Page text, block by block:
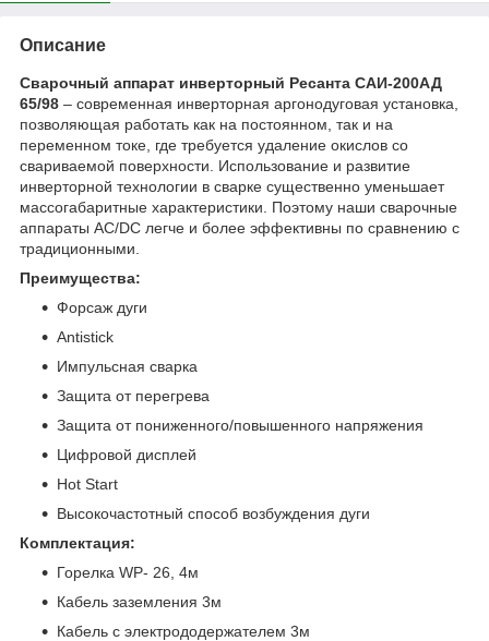
Описание
Сварочный аппарат инверторный Ресанта САИ-200АД
65/98 – современная инверторная аргонодуговая установка,
позволяющая работать как на постоянном, так и на
переменном токе, где требуется удаление окислов со
свариваемой поверхности. Использование и развитие
инверторной технологии в сварке существенно уменьшает
массогабаритные характеристики. Поэтому наши сварочные
аппараты AC/DC легче и более эффективны по сравнению с
традиционными.
Преимущества:
Форсаж дуги
Antistick
Импульсная сварка
Защита от перегрева
Защита от пониженного/повышенного напряжения
Цифровой дисплей
Hot Start
Высокочастотный способ возбуждения дуги
Комплектация:
Горелка WP- 26, 4м
Кабель заземления 3м
Кабель с электрододержателем 3м